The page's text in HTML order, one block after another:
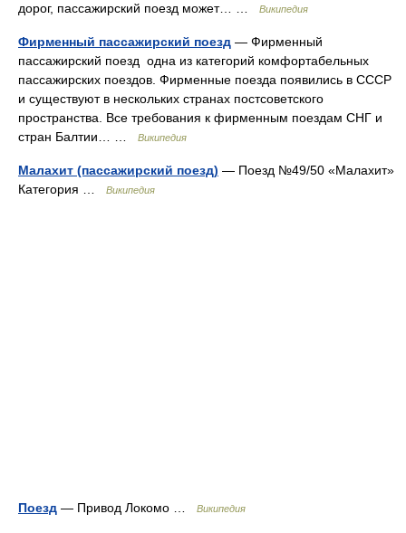
дорог, пассажирский поезд может… …
Википедия
Фирменный пассажирский поезд — Фирменный
пассажирский поезд одна из категорий комфортабельных
пассажирских поездов. Фирменные поезда появились в СССР
и существуют в нескольких странах постсоветского
пространства. Все требования к фирменным поездам СНГ и
стран Балтии… …
Википедия
Малахит (пассажирский поезд) — Поезд №49/50 «Малахит»
Категория …
Википедия
Поезд — Привод Локомо … Википедия